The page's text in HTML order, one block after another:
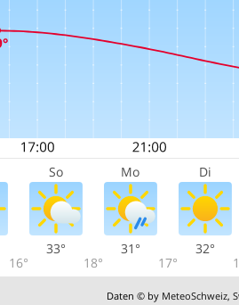
So Mo Di
16°
33°
18°
31°
17°
32°
Daten © by MeteoSchweiz,